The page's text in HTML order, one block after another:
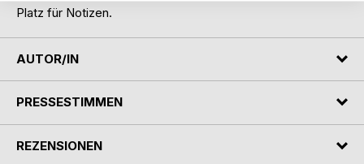
Platz für Notizen.
AUTOR/IN
PRESSESTIMMEN
REZENSIONEN